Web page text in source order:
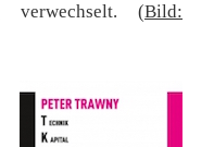
verwechselt. (Bild: